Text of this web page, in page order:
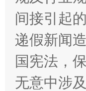
间接引起
递假新闻
国宪法，
无意中涉